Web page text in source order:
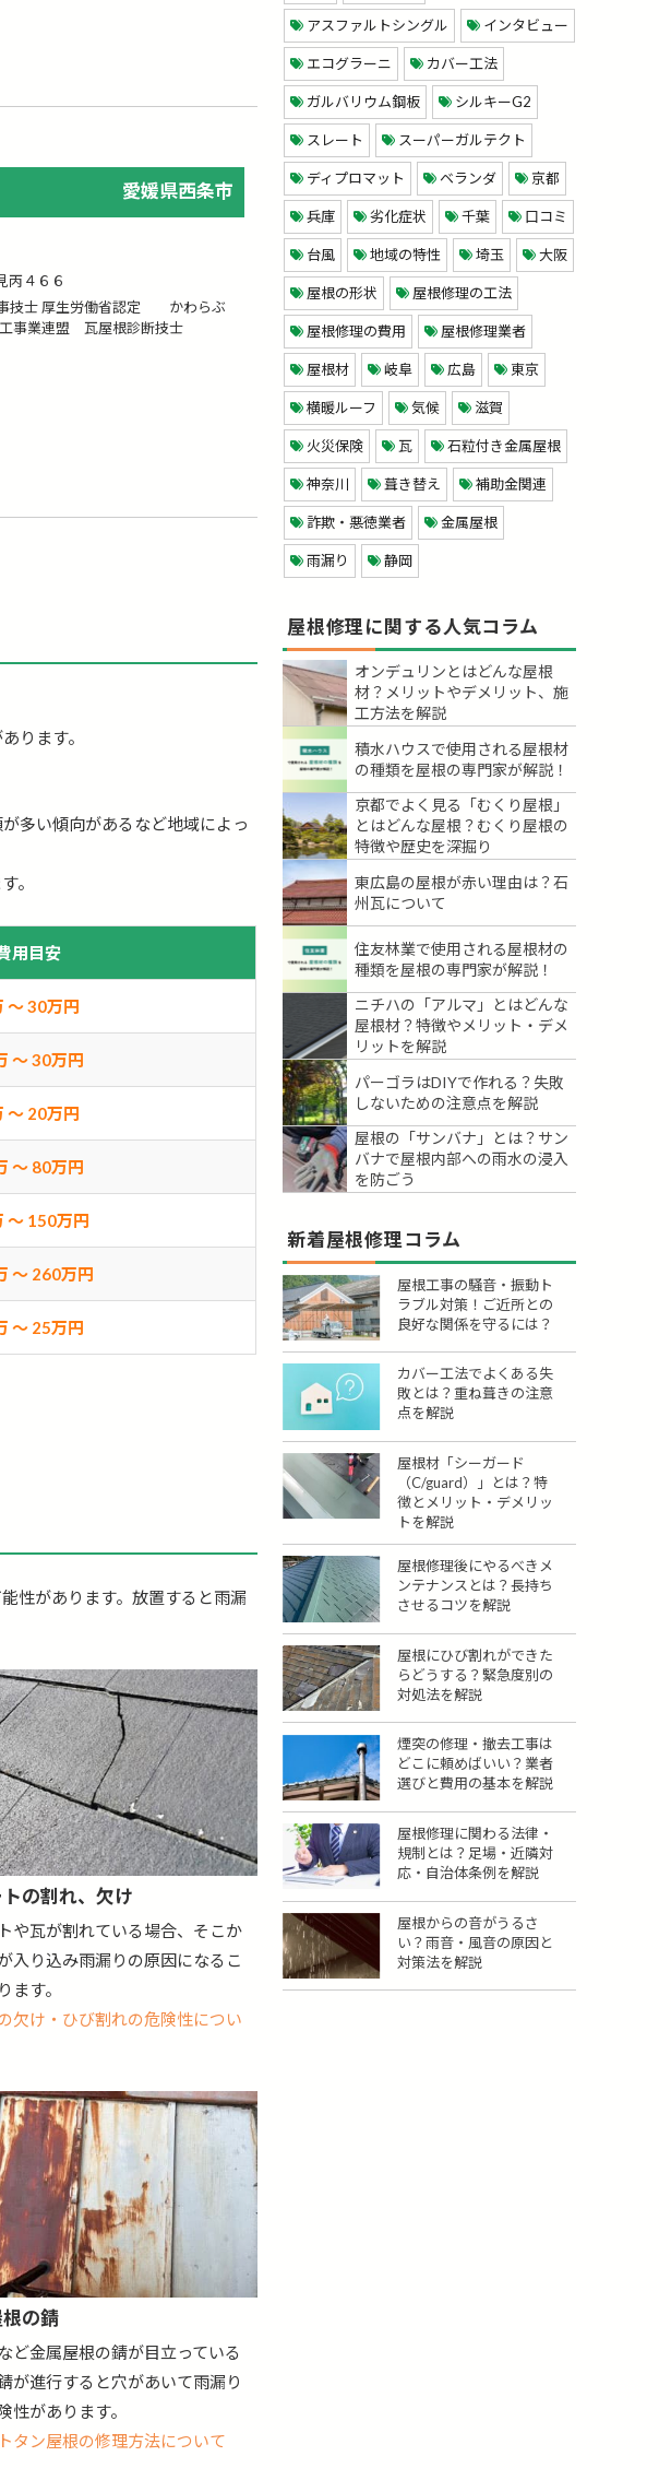
愛媛県西条市
丙４６６
技士 厚生労働省認定 かわらぶ
事業連盟 瓦屋根診断技士
ります。
多い傾向があるなど地域によっ
。
用目安
〜 30万円
〜 30万円
〜 20万円
〜 80万円
〜 150万円
〜 260万円
〜 25万円
性があります。放置すると雨漏
の割れ、欠け
や瓦が割れている場合、そこか
入り込み雨漏りの原因になるこ
ます。
欠け・ひび割れの危険性につい
の錆
ど金属屋根の錆が目立っている
が進行すると穴があいて雨漏り
性があります。
タン屋根の修理方法について
アスファルトシングル インタビュー
エコグラーニ カバー工法
ガルバリウム鋼板 シルキーG2
スレート スーパーガルテクト
ディプロマット ベランダ 京都
兵庫 劣化症状 千葉 口コミ
台風 地域の特性 埼玉 大阪
屋根の形状 屋根修理の工法
屋根修理の費用 屋根修理業者
屋根材 岐阜 広島 東京
横暖ルーフ 気候 滋賀
火災保険 瓦 石粒付き金属屋根
神奈川 葺き替え 補助金関連
詐欺・悪徳業者 金属屋根
雨漏り 静岡
屋根修理に関する人気コラム
オンデュリンとはどんな屋根
材？メリットやデメリット、施
工方法を解説
積水ハウスで使用される屋根材
の種類を屋根の専門家が解説！
京都でよく見る「むくり屋根」
とはどんな屋根？むくり屋根の
特徴や歴史を深掘り
東広島の屋根が赤い理由は？石
州瓦について
住友林業で使用される屋根材の
種類を屋根の専門家が解説！
ニチハの「アルマ」とはどんな
屋根材？特徴やメリット・デメ
リットを解説
パーゴラはDIYで作れる？失敗
しないための注意点を解説
屋根の「サンバナ」とは？サン
バナで屋根内部への雨水の浸入
を防ごう
新着屋根修理コラム
屋根工事の騒音・振動ト
ラブル対策！ご近所との
良好な関係を守るには？
カバー工法でよくある失
敗とは？重ね葺きの注意
点を解説
屋根材「シーガード
（C/guard）」とは？特
徴とメリット・デメリッ
トを解説
屋根修理後にやるべきメ
ンテナンスとは？長持ち
させるコツを解説
屋根にひび割れができた
らどうする？緊急度別の
対処法を解説
煙突の修理・撤去工事は
どこに頼めばいい？業者
選びと費用の基本を解説
屋根修理に関わる法律・
規制とは？足場・近隣対
応・自治体条例を解説
屋根からの音がうるさ
い？雨音・風音の原因と
対策法を解説